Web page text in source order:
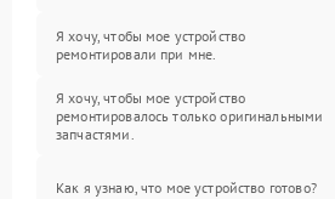
Я хочу, чтобы мое устройство
ремонтировали при мне.
Я хочу, чтобы мое устройство
ремонтировалось только оригинальными
запчастями.
Как я узнаю, что мое устройство готово?